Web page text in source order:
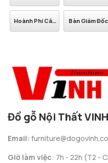
Bàn Giám Đốc Bàn Làm Việc
Đồ gỗ Nội Thất VINH
Email:
Giờ làm việc: 7h - 22h (T2 -